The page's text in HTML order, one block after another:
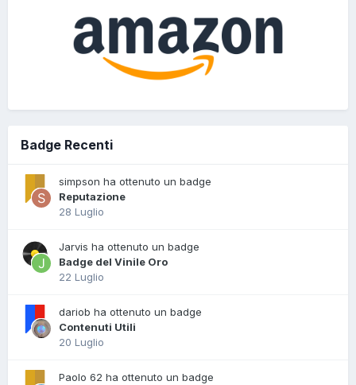
Badge Recenti
simpson ha ottenuto un badge
Reputazione
28 Luglio
Jarvis ha ottenuto un badge
Badge del Vinile Oro
22 Luglio
dariob ha ottenuto un badge
Contenuti Utili
20 Luglio
Paolo 62 ha ottenuto un badge